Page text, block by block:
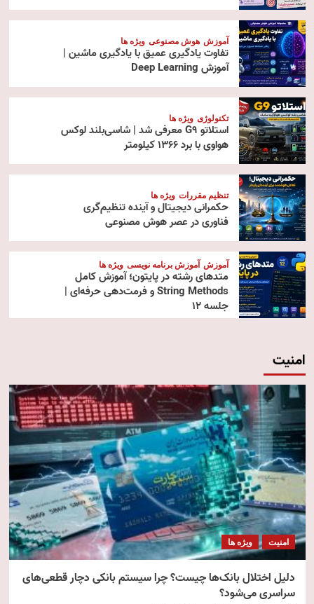
آموزش هوش مصنوعی ویژه ها
تفاوت یادگیری عمیق با یادگیری ماشین |
آموزش Deep Learning
تکنولوژی ویژه ها
استلاتو G9 معرفی شد | شاسی‌بلند لوکس
هواوی با برد ۱۳۶۶ کیلومتر
تنظیم مقررات ویژه ها
حکمرانی دیجیتال و آینده تنظیم‌گری
فناوری در عصر هوش مصنوعی
آموزش آموزش برنامه نویسی ویژه ها
متدهای رشته در پایتون؛ آموزش کامل
String Methods و فرمت‌دهی حرفه‌ای |
جلسه ۱۲
امنیت
امنیت ویژه ها
دلیل اختلال بانک‌ها چیست؟ چرا سیستم بانکی دچار قطعی‌های
سراسری می‌شود؟